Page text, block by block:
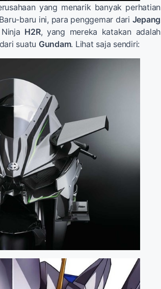
yang menarik banyak perhatian
baru ini, para penggemar dari Jepang
H2R, yang mereka katakan adalah
suatu Gundam. Lihat saja sendiri: